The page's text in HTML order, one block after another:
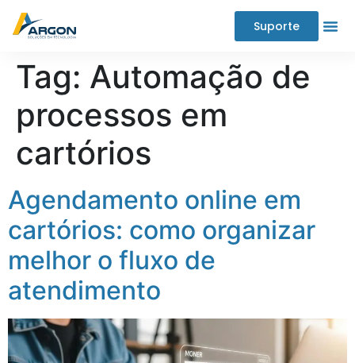
Suporte
Tag: Automação de
processos em
cartórios
Agendamento online em
cartórios: como organizar
melhor o fluxo de
atendimento